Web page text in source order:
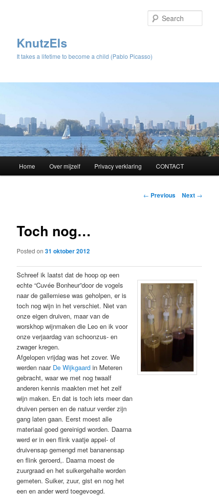
KnutzEls
It takes a lifetime to become a child (Pablo Picasso)
Skip
content
Home Over mijzelf Privacy verklaring CONTACT
Post
← Previous Next →
Toch nog…
Posted on31 oktober 2012
Schreef ik laatst dat de hoop op een
echte “Cuvée Bonheur”door de vogels
naar de gallemiese was geholpen, er is
toch nog wijn in het verschiet. Niet van
onze eigen druiven, maar van de
worskhop wijnmaken die Leo en ik voor
onze verjaardag van schoonzus- en
zwager kregen.
Afgelopen vrijdag was het zover. We
werden naar De Wijkgaard in Meteren
gebracht, waar we met nog twaalf
anderen kennis maakten met het zelf
wijn maken. En dat is toch iets meer dan
druiven persen en de natuur verder zijn
gang laten gaan. Eerst moest alle
materiaal goed gereinigd worden. Daarna
werd er in een flink vaatje appel- of
druivensap gemengd met bananensap
en flink geroerd,. Daarna moest de
zuurgraad en het suikergehalte worden
gemeten. Suiker, zuur, gist en nog het
een en ander werd toegevoegd.